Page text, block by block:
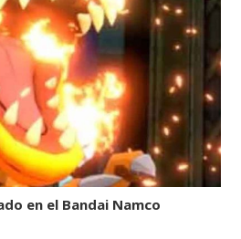
en el Bandai Namco